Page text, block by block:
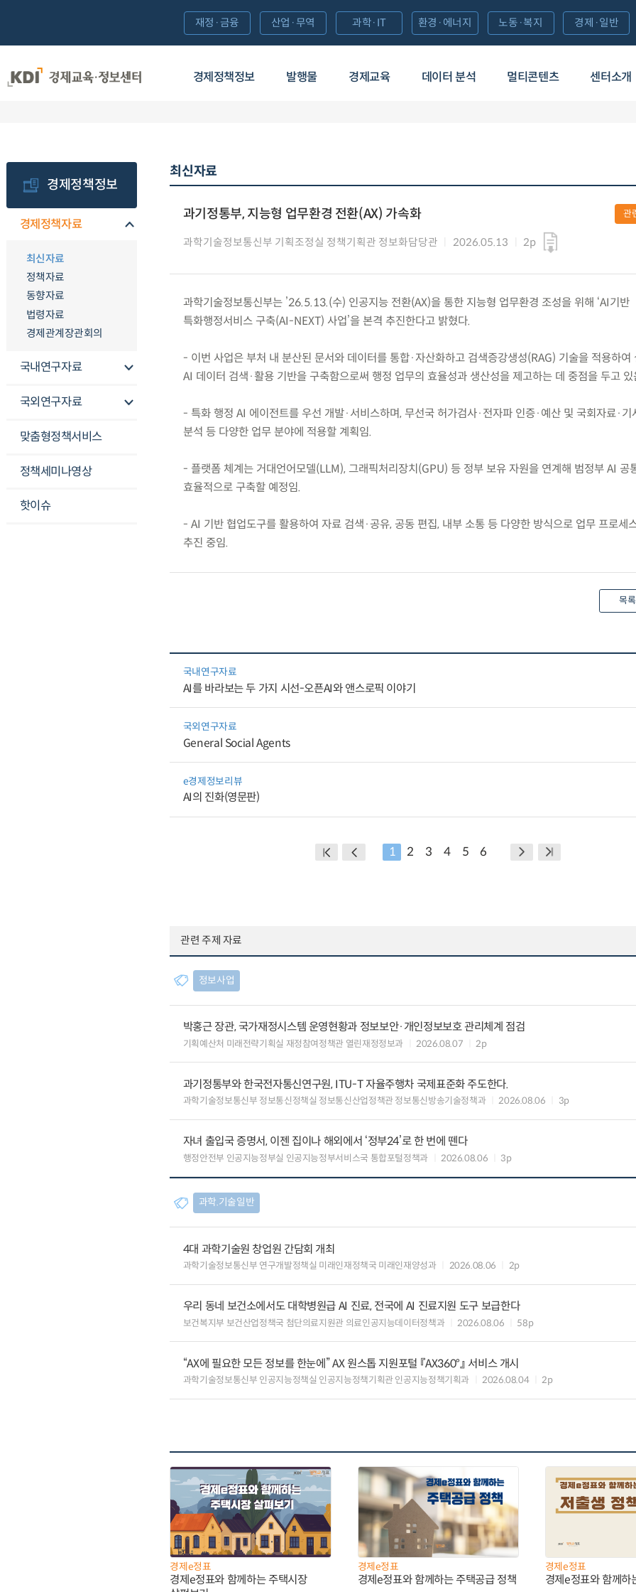
경제정책정보 발행물 경제교육 데이터 분석 멀티콘텐츠 센터소개
재정·금융 산업·무역 과학·IT 환경·에너지 노동·복지 경제·일반
경제정책정보
경제정책자료
최신자료
정책자료
동향자료
법령자료
경제관계장관회의
국내연구자료
국외연구자료
맞춤형정책서비스
정책세미나영상
핫이슈
최신자료
과기정통부, 지능형 업무환경 전환(AX) 가속화
과학기술정보통신부 기획조정실 정책기획관 정보화담당관 2026.05.13 2p
관
과학기술정보통신부는 ’26.5.13.(수) 인공지능 전환(AX)을 통한 지능형 업무환경 조성을 위해 ‘AI기반
특화행정서비스 구축(AI-NEXT) 사업’을 본격 추진한다고 밝혔다.
- 이번 사업은 부처 내 분산된 문서와 데이터를 통합·자산화하고 검색증강생성(RAG) 기술을 적용하여
AI 데이터 검색·활용 기반을 구축함으로써 행정 업무의 효율성과 생산성을 제고하는 데 중점을 두고 있
- 특화 행정 AI 에이전트를 우선 개발·서비스하며, 무선국 허가검사·전자파 인증·예산 및 국회자료·기
분석 등 다양한 업무 분야에 적용할 계획임.
- 플랫폼 체계는 거대언어모델(LLM), 그래픽처리장치(GPU) 등 정부 보유 자원을 연계해 범정부 AI 공
효율적으로 구축할 예정임.
- AI 기반 협업도구를 활용하여 자료 검색·공유, 공동 편집, 내부 소통 등 다양한 방식으로 업무 프로세
추진 중임.
목록
국내연구자료
AI를 바라보는 두 가지 시선-오픈AI와 앤스로픽 이야기
국외연구자료
General Social Agents
e경제정보리뷰
AI의 진화(영문판)
1 2 3 4 5 6
관련 주제 자료
정보사업
박홍근 장관, 국가재정시스템 운영현황과 정보보안·개인정보보호 관리체계 점검
기획예산처 미래전략기획실 재정참여정책관 열린재정정보과 2026.08.07 2p
과기정통부와 한국전자통신연구원, ITU-T 자율주행차 국제표준화 주도한다.
과학기술정보통신부 정보통신정책실 정보통신산업정책관 정보통신방송기술정책과 2026.08.06 3p
자녀 출입국 증명서, 이젠 집이나 해외에서 ‘정부24’로 한 번에 뗀다
행정안전부 인공지능정부실 인공지능정부서비스국 통합포털정책과 2026.08.06 3p
과학.기술일반
4대 과학기술원 창업원 간담회 개최
과학기술정보통신부 연구개발정책실 미래인재정책국 미래인재양성과 2026.08.06 2p
우리 동네 보건소에서도 대학병원급 AI 진료, 전국에 AI 진료지원 도구 보급한다
보건복지부 보건산업정책국 첨단의료지원관 의료인공지능데이터정책과 2026.08.06 58p
“AX에 필요한 모든 정보를 한눈에” AX 원스톱 지원포털 『AX360°』 서비스 개시
과학기술정보통신부 인공지능정책실 인공지능정책기획관 인공지능정책기획과 2026.08.04 2p
경제e정표
경제e정표와 함께하는 주택시장
경제e정표
경제e정표와 함께하는 주택공급 정책
경제e정표
경제e정표와 함께하